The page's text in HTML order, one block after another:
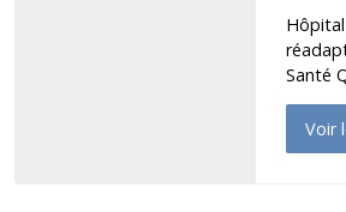
Santé
Voir
de